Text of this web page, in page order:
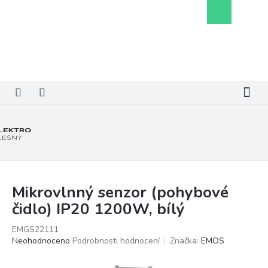
košík
Mikrovlnný senzor (pohybové
čidlo) IP20 1200W, bílý
EMGS22111
Průměrné
Neohodnoceno Podrobnosti hodnocení Značka: EMOS